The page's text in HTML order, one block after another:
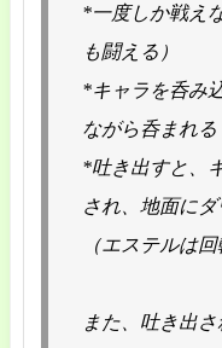
*一度しか戦え
も闘える）
*キャラを呑み
ながら呑まれる
*吐き出すと、
され、地面に
（エステルは回
また、吐き出